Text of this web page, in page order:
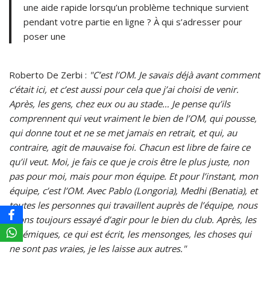
une aide rapide lorsqu’un problème technique survient
pendant votre partie en ligne ? À qui s’adresser pour
poser une
Roberto De Zerbi : "C’est l’OM. Je savais déjà avant comment
c’était ici, et c’est aussi pour cela que j’ai choisi de venir.
Après, les gens, chez eux ou au stade… Je pense qu’ils
comprennent qui veut vraiment le bien de l’OM, qui pousse,
qui donne tout et ne se met jamais en retrait, et qui, au
contraire, agit de mauvaise foi. Chacun est libre de faire ce
qu’il veut. Moi, je fais ce que je crois être le plus juste, non
pas pour moi, mais pour mon équipe. Et pour l’instant, mon
équipe, c’est l’OM. Avec Pablo (Longoria), Medhi (Benatia), et
toutes les personnes qui travaillent auprès de l’équipe, nous
avons toujours essayé d’agir pour le bien du club. Après, les
polémiques, ce qui est écrit, les mensonges, les choses qui
ne sont pas vraies, je les laisse aux autres."